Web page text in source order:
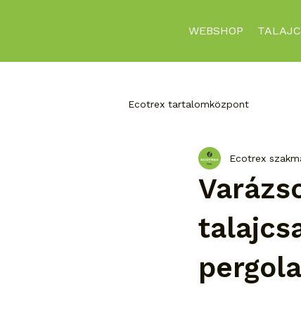
WEBSHOP
Ecotrex tartalomközpont
Ecotrex